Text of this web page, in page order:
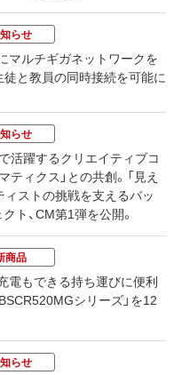
らせ
マルチギガネットワークを
と教員の同時接続を可能に
らせ
で活躍するクリエイティブコ
ティクス」との共創。「見え
ィストの挑戦を支えるバッ
ト、CM第1弾を公開。
商品
電もできる持ち運びに便利
シリーズ」を12
らせ